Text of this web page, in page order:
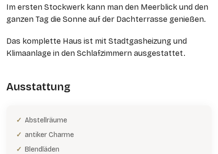
Im ersten Stockwerk kann man den Meerblick und den
ganzen Tag die Sonne auf der Dachterrasse genießen.
Das komplette Haus ist mit Stadtgasheizung und
Klimaanlage in den Schlafzimmern ausgestattet.
Ausstattung
Abstellräume
antiker Charme
Blendläden